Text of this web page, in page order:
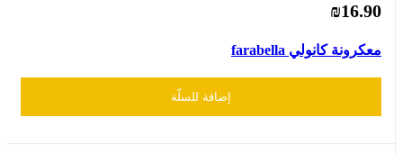
₪16.90
معكرونة كانولي farabella
إضافة للسلّة